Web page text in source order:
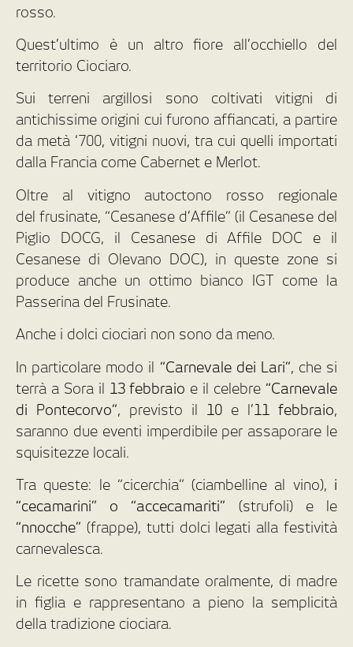
rosso.
Quest’ultimo è un altro fiore all’occhiello del
territorio Ciociaro.
Sui terreni argillosi sono coltivati vitigni di
antichissime origini cui furono affiancati, a partire
da metà ‘700, vitigni nuovi, tra cui quelli importati
dalla Francia come Cabernet e Merlot.
Oltre al vitigno autoctono rosso regionale
del frusinate, “Cesanese d’Affile” (il Cesanese del
Piglio DOCG, il Cesanese di Affile DOC e il
Cesanese di Olevano DOC), in queste zone si
produce anche un ottimo bianco IGT come la
Passerina del Frusinate.
Anche i dolci ciociari non sono da meno.
In particolare modo il “Carnevale dei Lari”, che si
terrà a Sora il 13 febbraio e il celebre “Carnevale
di Pontecorvo”, previsto il 10 e l’11 febbraio,
saranno due eventi imperdibile per assaporare le
squisitezze locali.
Tra queste: le “cicerchia” (ciambelline al vino), i
“cecamarini” o “accecamariti” (strufoli) e le
“nnocche” (frappe), tutti dolci legati alla festività
carnevalesca.
Le ricette sono tramandate oralmente, di madre
in figlia e rappresentano a pieno la semplicità
della tradizione ciociara.